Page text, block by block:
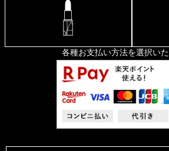
各種お支払い方法を選択い